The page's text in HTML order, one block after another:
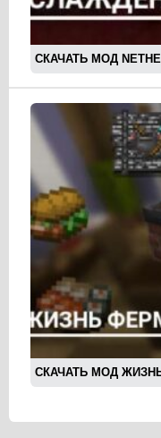
СКАЧАТЬ МОД
СКАЧАТЬ МОД